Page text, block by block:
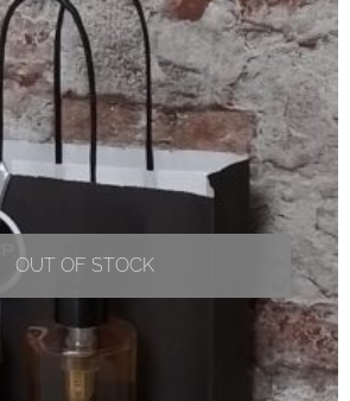
OUT OF STOCK